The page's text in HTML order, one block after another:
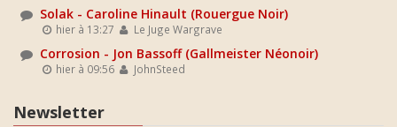
Solak - Caroline Hinault (Rouergue Noir)
hier à 13:27 Le Juge Wargrave
Corrosion - Jon Bassoff (Gallmeister Néonoir)
hier à 09:56 JohnSteed
Newsletter